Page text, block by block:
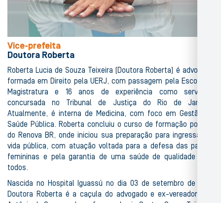
Vice-prefeita
Doutora Roberta
Roberta Lucia de Souza Teixeira (Doutora Roberta) é advogada
formada em Direito pela UERJ, com passagem pela Escola da
Magistratura e 16 anos de experiência como servidora
concursada no Tribunal de Justiça do Rio de Janeiro.
Atualmente, é interna de Medicina, com foco em Gestão de
Saúde Pública. Roberta concluiu o curso de formação política
do Renova BR, onde iniciou sua preparação para ingressar na
vida pública, com atuação voltada para a defesa das pautas
femininas e pela garantia de uma saúde de qualidade para
todos.
Nascida no Hospital Iguassú no dia 03 de setembro de 1981,
Doutora Roberta é a caçula do advogado e ex-vereador Luiz